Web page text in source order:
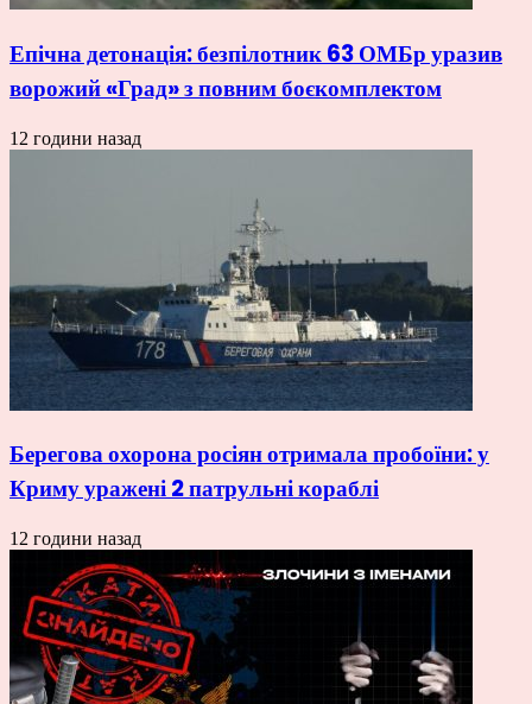
Епічна детонація: безпілотник 63 ОМБр уразив
ворожий «Град» з повним боєкомплектом
12 години назад
Берегова охорона росіян отримала пробоїни: у
Криму уражені 2 патрульні кораблі
12 години назад